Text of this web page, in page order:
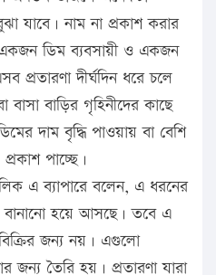
যাবে। নাম না প্রকাশ করার
ডিম ব্যবসায়ী ও একজন
প্রতারণা দীর্ঘদিন ধরে চলে
বাড়ির গৃহিনীদের কাছে
দাম বৃদ্ধি পাওয়ায় বা বেশি
পাচ্ছে।
এ ব্যাপারে বলেন, এ ধরনের
বানানো হয়ে আসছে। তবে এ
জন্য নয়। এগুলো
জন্য তৈরি হয়। প্রতারণা যারা